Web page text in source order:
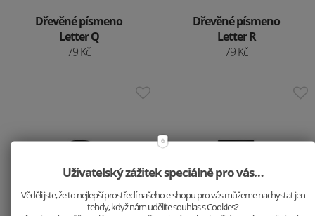
Dřevěné písmeno
Letter Q
79 Kč
Dřevěné písmeno
Letter R
79 Kč
Uživatelský zážitek speciálně pro vás…
Věděli jste, že to nejlepší prostředí našeho e-shopu pro vás můžeme nachystat jen
tehdy, když nám udělíte souhlas s Cookies?